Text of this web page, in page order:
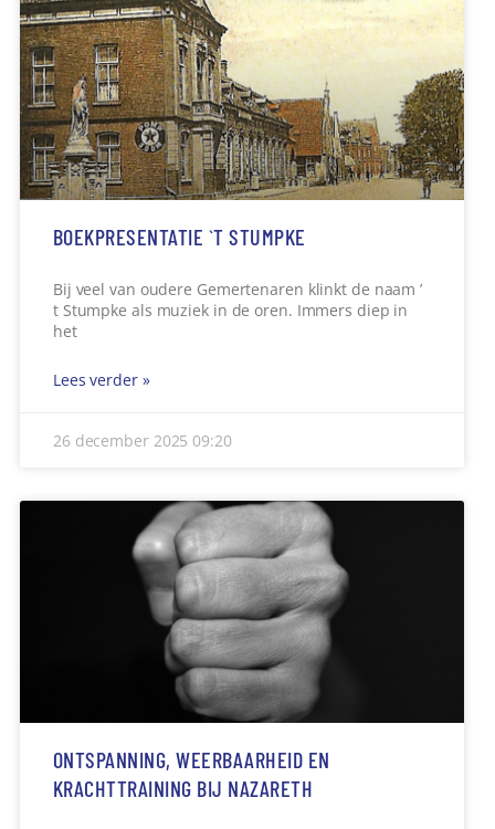
BOEKPRESENTATIE `T STUMPKE
Bij veel van oudere Gemertenaren klinkt de naam ’
t Stumpke als muziek in de oren. Immers diep in
het
Lees verder »
26 december 2025 09:20
ONTSPANNING, WEERBAARHEID EN
KRACHTTRAINING BIJ NAZARETH